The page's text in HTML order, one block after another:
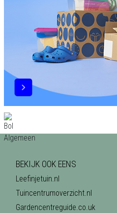
BEKIJK OOK EENS
Leefinjetuin.nl
Tuincentrumoverzicht.nl
Gardencentreguide.co.uk